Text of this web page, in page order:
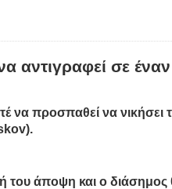
Πλαστήρα από Ιταλούς και
που κυριαρχούν στο
που διοργανώνει η
αντιγραφεί σε έναν
προσπαθεί να νικήσει
του άποψη και ο